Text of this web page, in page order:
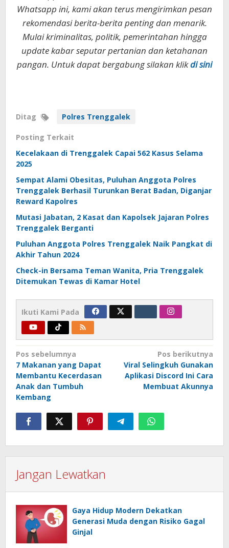
Whatsapp ini, kami akan terus mengirimkan pesan
rekomendasi berita-berita penting dan menarik.
Mulai kriminalitas, politik, pemerintahan hingga
update kabar seputar pertanian dan ketahanan
pangan. Untuk dapat bergabung silakan klikdi sini
Ditag Polres Trenggalek
Posting Terkait
Kecelakaan di Trenggalek Capai 562 Kasus Selama
2025
Sempat Alami Obesitas, Puluhan Anggota Polres
Trenggalek Berhasil Turunkan Berat Badan, Diganjar
Reward Kapolres
Mutasi Jabatan, 2 Kasat dan Kapolsek Jajaran Polres
Trenggalek Berganti
Puluhan Anggota Polres Trenggalek Naik Pangkat di
Akhir Tahun 2024
Check-in Bersama Teman Wanita, Pria Trenggalek
Ditemukan Tewas di Kamar Hotel
Ikuti Kami Pada
Navigasi
pos
Pos sebelumnya
7 Makanan yang Dapat
Membantu Kecerdasan
Anak dan Tumbuh
Kembang
Pos berikutnya
Viral Selingkuh Gunakan
Aplikasi Discord Ini Cara
Membuat Akunnya
Jangan Lewatkan
Gaya Hidup Modern Dekatkan
Generasi Muda dengan Risiko Gagal
Ginjal